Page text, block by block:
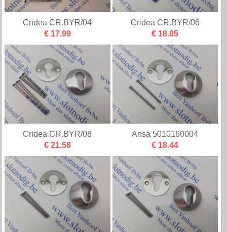
Cridea CR.BYR/04
€ 17.99
Cridea CR.BYR/06
€ 18.05
Cridea CR.BYR/08
€ 21.58
Ansa 5010160004
€ 18.44